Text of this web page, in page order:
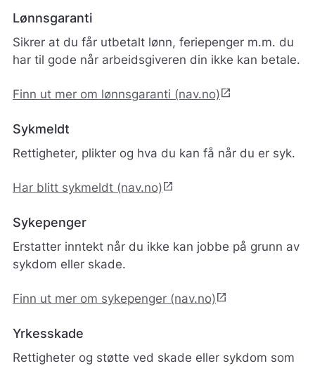
Lønnsgaranti
Sikrer at du får utbetalt lønn, feriepenger m.m. du
har til gode når arbeidsgiveren din ikke kan betale.
Finn ut mer om lønnsgaranti (nav.no)open_in_new
Sykmeldt
Rettigheter, plikter og hva du kan få når du er syk.
Har blitt sykmeldt (nav.no)open_in_new
Sykepenger
Erstatter inntekt når du ikke kan jobbe på grunn av
sykdom eller skade.
Finn ut mer om sykepenger (nav.no)open_in_new
Yrkesskade
Rettigheter og støtte ved skade eller sykdom som
e
å
g
ø
r
n
t
s
d
e
b
d
.
V